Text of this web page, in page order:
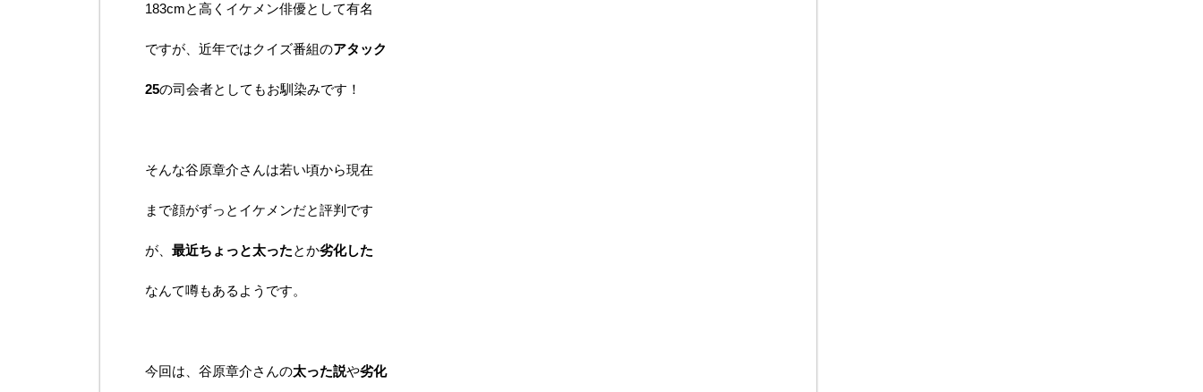
183cmと高くイケメン俳優として有名
ですが、近年ではクイズ番組のアタック
25の司会者としてもお馴染みです！
そんな谷原章介さんは若い頃から現在
まで顔がずっとイケメンだと評判です
が、 最近ちょっと太ったとか劣化した
なんて噂もあるようです。
今回は、谷原章介さんの太った説や劣化